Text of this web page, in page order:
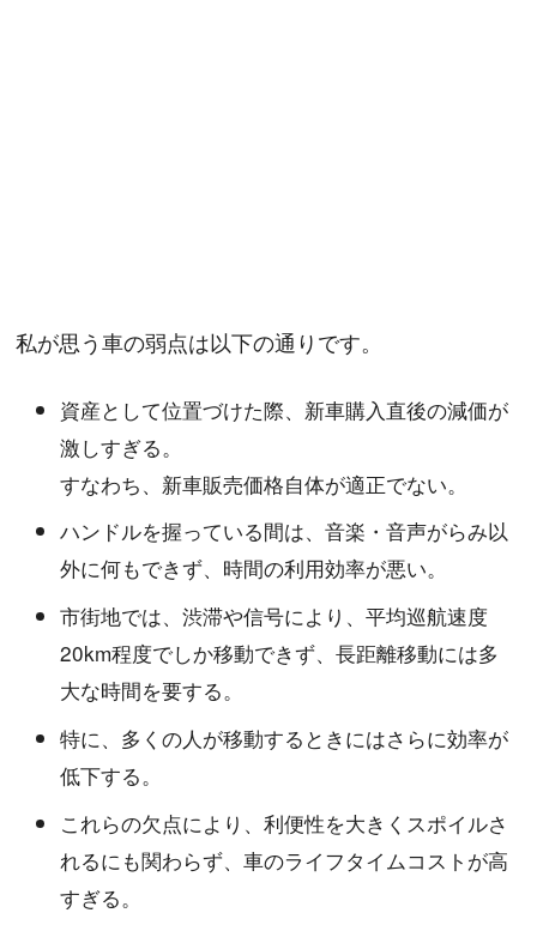
私が思う車の弱点は以下の通りです。
資産として位置づけた際、新車購入直後の減価が
激しすぎる。
すなわち、新車販売価格自体が適正でない。
ハンドルを握っている間は、音楽・音声がらみ以
外に何もできず、時間の利用効率が悪い。
市街地では、渋滞や信号により、平均巡航速度
20km程度でしか移動できず、長距離移動には多
大な時間を要する。
特に、多くの人が移動するときにはさらに効率が
低下する。
これらの欠点により、利便性を大きくスポイルさ
れるにも関わらず、車のライフタイムコストが高
すぎる。